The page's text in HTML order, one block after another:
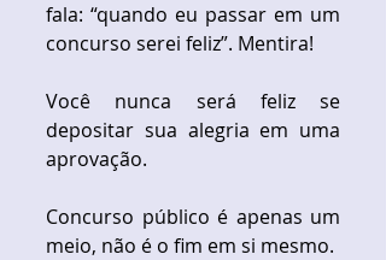
fala: “quando eu passar em um
concurso serei feliz”. Mentira!
Você nunca será feliz se
depositar sua alegria em uma
aprovação.
Concurso público é apenas um
meio, não é o fim em si mesmo.